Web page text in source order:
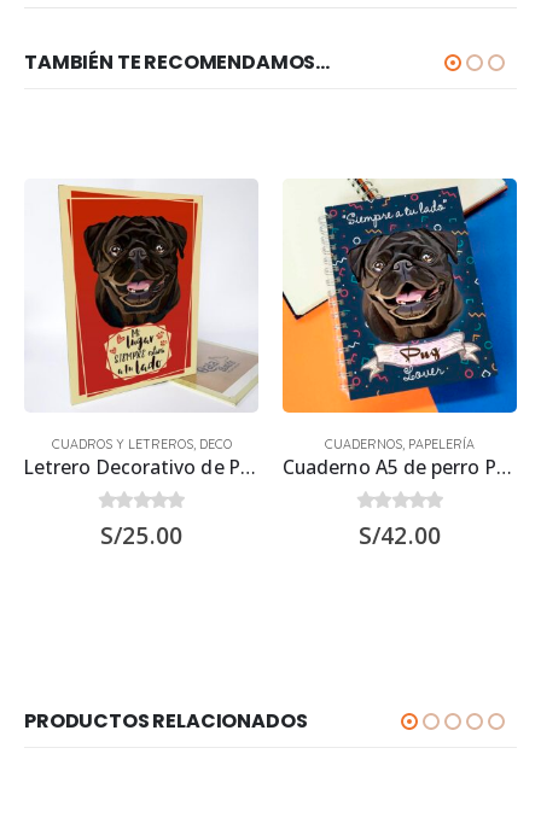
TAMBIÉN TE RECOMENDAMOS…
CUADROS Y LETREROS, DECO
Letrero Decorativo de Perro Pug Negro 30×22.5 cms
0out of 5
S/25.00
CUADERNOS, PAPELERÍA
Cuaderno A5 de perro Pug Negro 21.50 x 15.70 cm
0out of 5
S/42.00
PRODUCTOS RELACIONADOS